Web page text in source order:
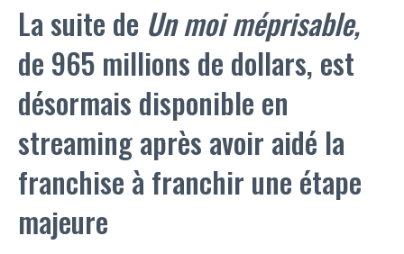
La suite de Un moi méprisable,
de 965 millions de dollars, est
désormais disponible en
streaming après avoir aidé la
franchise à franchir une étape
majeure